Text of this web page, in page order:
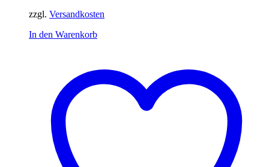
zzgl. Versandkosten
In den Warenkorb